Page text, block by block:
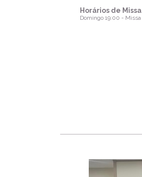
Horários de Missa
Domingo 19:00 - Missa